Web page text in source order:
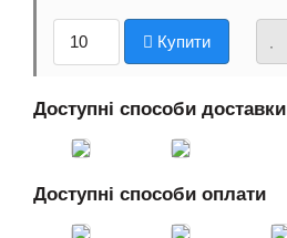
Купити
Доступні способи доставки
Доступні способи оплати